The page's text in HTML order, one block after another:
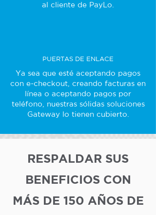
al cliente de PayLo.
PUERTAS DE ENLACE
Ya sea que esté aceptando pagos
con e-checkout, creando facturas en
línea o aceptando pagos por
teléfono, nuestras sólidas soluciones
Gateway lo tienen cubierto.
RESPALDAR SUS
BENEFICIOS CON
MÁS DE 150 AÑOS DE